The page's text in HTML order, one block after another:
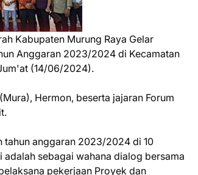
Kabupaten Murung Raya Gelar
Anggaran 2023/2024 di Kecamatan
(14/06/2024).
Hermon, beserta jajaran Forum
tahun anggaran 2023/2024 di 10
sebagai wahana dialog bersama
pekerjaan Proyek dan